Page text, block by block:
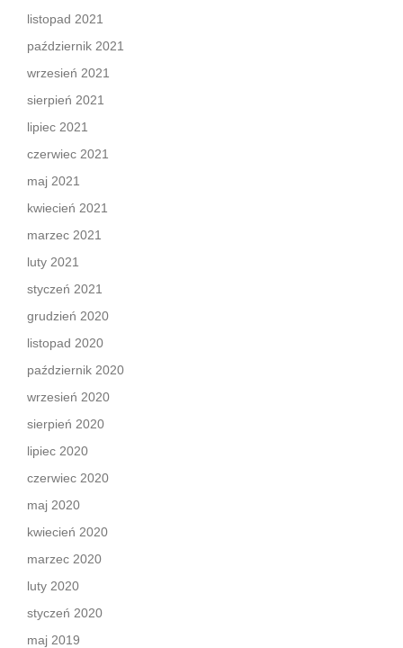
listopad 2021
październik 2021
wrzesień 2021
sierpień 2021
lipiec 2021
czerwiec 2021
maj 2021
kwiecień 2021
marzec 2021
luty 2021
styczeń 2021
grudzień 2020
listopad 2020
październik 2020
wrzesień 2020
sierpień 2020
lipiec 2020
czerwiec 2020
maj 2020
kwiecień 2020
marzec 2020
luty 2020
styczeń 2020
maj 2019